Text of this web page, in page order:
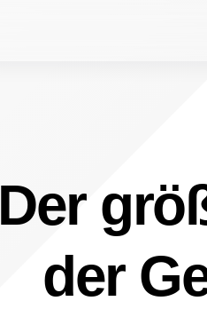
Der
der